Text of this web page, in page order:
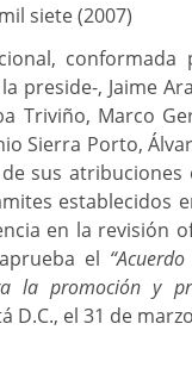
siete (2007)
conformada
preside-, Jaime
Triviño, Marco
Sierra Porto,
sus
establecidos
en la revisión
el
la promoción y
D.C., el 31 de